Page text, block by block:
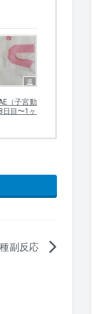
道
（子宮動
日目〜1ヶ
副反応